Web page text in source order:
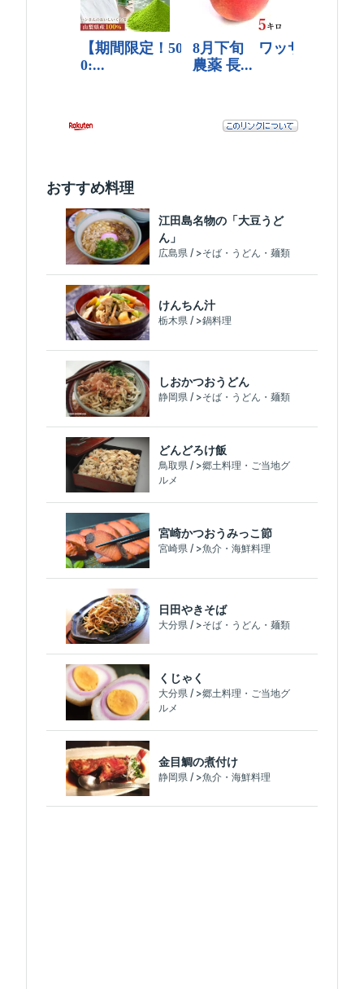
おすすめ料理
江田島名物の「大豆うど
ん」
広島県 / >そば・うどん・麺類
けんちん汁
栃木県 / >鍋料理
しおかつおうどん
静岡県 / >そば・うどん・麺類
どんどろけ飯
鳥取県 / >郷土料理・ご当地グ
ルメ
宮崎かつおうみっこ節
宮崎県 / >魚介・海鮮料理
日田やきそば
大分県 / >そば・うどん・麺類
くじゃく
大分県 / >郷土料理・ご当地グ
ルメ
金目鯛の煮付け
静岡県 / >魚介・海鮮料理